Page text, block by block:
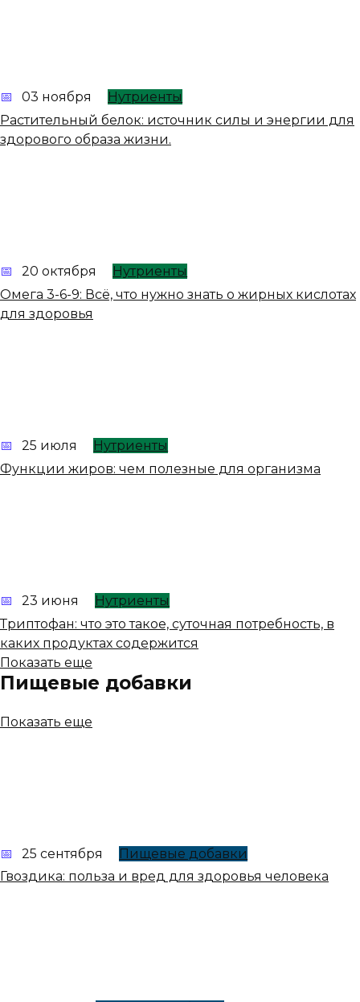
03 ноября
Нутриенты
Растительный белок: источник силы и энергии для
здорового образа жизни.
20 октября
Нутриенты
Омега 3-6-9: Всё, что нужно знать о жирных кислотах
для здоровья
25 июля
Нутриенты
Функции жиров: чем полезные для организма
23 июня
Нутриенты
Триптофан: что это такое, суточная потребность, в
каких продуктах содержится
Показать еще
Пищевые добавки
Показать еще
25 сентября
Пищевые добавки
Гвоздика: польза и вред для здоровья человека